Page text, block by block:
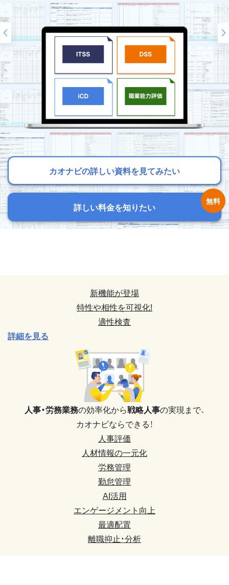
カオナビの詳しい資料を見てみたい
詳しい料金を知りたい
カオナビの詳しい資料を見てみたい
詳しい料金を知りたい
カオナビの詳しい資料を見てみたい
詳しい料金を知りたい
新機能が登場
特性や相性を可視化!
適性検査
詳細を見る
人事・労務業務の効率化から戦略人事の実現まで、
カオナビならできる！
人事評価
人材情報の一元化
労務管理
勤怠管理
AI活用
エンゲージメント向上
最適配置
離職抑止・分析